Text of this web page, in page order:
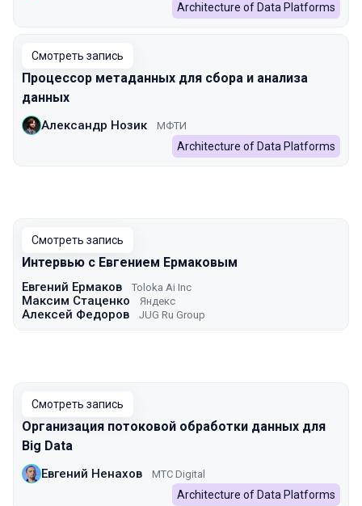
Architecture of Data Platforms
Смотреть запись
Процессор метаданных для сбора и анализа
данных
Александр Нозик МФТИ
Architecture of Data Platforms
Смотреть запись
Интервью с Евгением Ермаковым
Евгений Ермаков Toloka Ai Inc
Максим Стаценко Яндекс
Алексей Федоров JUG Ru Group
Смотреть запись
Организация потоковой обработки данных для
Big Data
Евгений Ненахов МТC Digital
Architecture of Data Platforms